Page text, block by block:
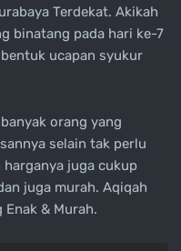
Terdekat. Akikah
binatang pada hari ke-7
ucapan syukur
orang yang
selain tak perlu
juga cukup
juga murah. Aqiqah
Enak & Murah.